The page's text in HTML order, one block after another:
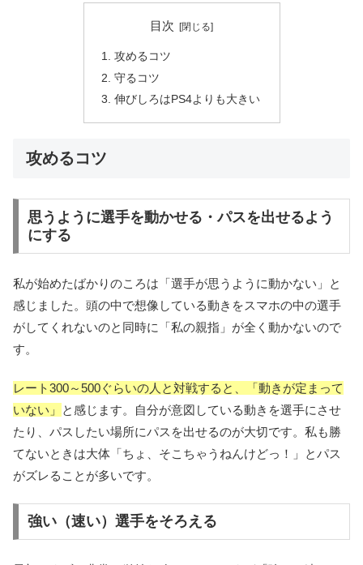
目次
攻めるコツ
守るコツ
伸びしろはPS4よりも大きい
攻めるコツ
思うように選手を動かせる・パスを出せるよう
にする
私が始めたばかりのころは「選手が思うように動かない」と
感じました。頭の中で想像している動きをスマホの中の選手
がしてくれないのと同時に「私の親指」が全く動かないので
す。
レート300～500ぐらいの人と対戦すると、「動きが定まって
いない」
と感じます。自分が意図している動きを選手にさせ
たり、パスしたい場所にパスを出せるのが大切です。私も勝
てないときは大体「ちょ、そこちゃうねんけどっ！」とパス
がズレることが多いです。
強い（速い）選手をそろえる